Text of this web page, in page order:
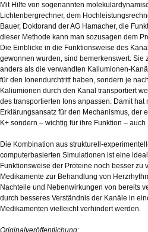
Mit Hilfe von sogenannten
Lichtenbergrechner, dem
Bauer, Doktorand der AG Hamacher, die
dieser Methode kann man sozusagen dem
Die Einblicke in die Funktionsweise des
gewonnen wurden, sind bemerkenswert. Sie
anders als die verwandten Kaliumionen-
für den Ionendurchtritt haben, sondern je
Kaliumionen durch den Kanal transportiert
des transportierten Ions anpassen. Damit hat
Erklärungsansatz für den Mechanismus, der
K+ sondern – wichtig für ihre Funktion –
Die Kombination aus strukturell-
computerbasierten Simulationen ist eine
Funktionsweise der Proteine noch besser zu
Medikamente zur Behandlung von
Nachteile und Nebenwirkungen von bereits
durch besseres Verständnis der Kanäle in
Medikamenten vielleicht verhindert werden.
Originalveröffentlichung: